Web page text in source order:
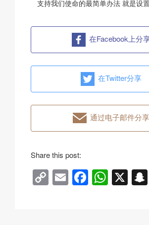
支持我们使命的最简单办法 就是设
在Facebook上分
在Twitter分享
通过电子邮件分享
Share this post:
C E F W X